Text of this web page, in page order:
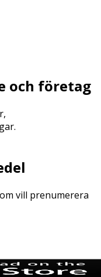
och företag
vill prenumerera